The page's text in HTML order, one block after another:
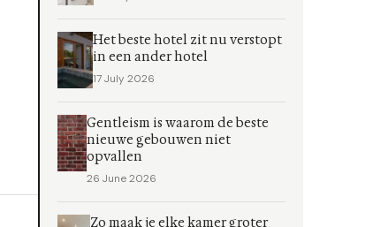
Het beste hotel zit nu verstopt
in een ander hotel
17 July 2026
Gentleism is waarom de beste
nieuwe gebouwen niet
opvallen
26 June 2026
Zo maak je elke kamer groter